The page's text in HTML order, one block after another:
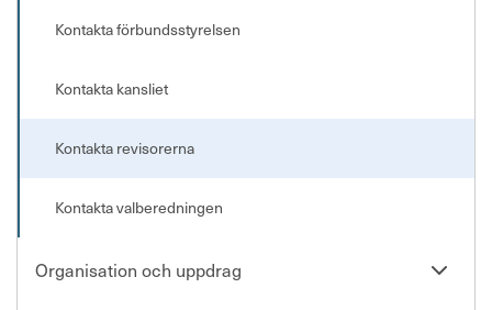
Kontakta förbundsstyrelsen
Kontakta kansliet
Kontakta revisorerna
Kontakta valberedningen
Organisation och uppdrag
Se